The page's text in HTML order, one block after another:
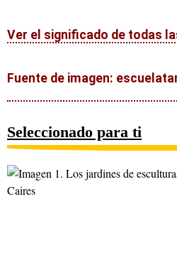
Ver el significado de todas
Fuente de imagen:
Seleccionado para ti